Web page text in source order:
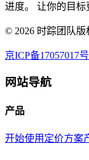
进度。 让你的目标
© 2026 时踪团队版
京ICP备17057017号
网站导航
产品
开始使用 定价方案